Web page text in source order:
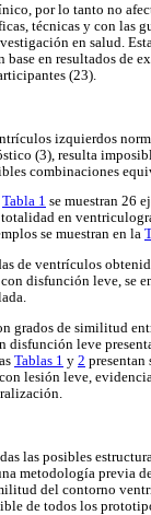
por lo tanto no
técnicas y con las
en salud.
en resultados de
(23).
izquierdos
(3), resulta
combinaciones
Tabla 1 se muestran 26
en
se muestran en la
de ventrículos
disfunción leve, se
grados de similitud
leve
Tablas 1 y 2 presentan
lesión leve,
las posibles
metodología previa
del contorno
de todos los